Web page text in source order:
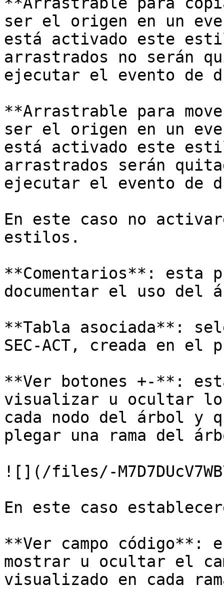
ser el origen en un
está activado este
arrastrados no serán
ejecutar el evento de
**Arrastrable para
ser el origen en un
está activado este
arrastrados serán
ejecutar el evento de
En este caso no
estilos.
**Comentarios**: esta
documentar el uso del
**Tabla asociada**:
SEC-ACT, creada en el
**Ver botones +-**:
visualizar u ocultar los
cada nodo del árbol y
plegar una rama del
![](/files/-
En este caso
**Ver campo código**:
mostrar u ocultar el
visualizado en cada